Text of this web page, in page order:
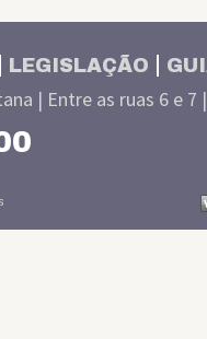
LEGISLAÇÃO
| Entre as ruas 6 e 7